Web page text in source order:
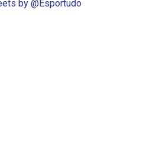
by @Esportudo